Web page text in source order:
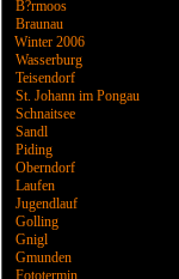
B?rmoos
Braunau
Winter 2006
Wasserburg
Teisendorf
St. Johann im Pongau
Schnaitsee
Sandl
Piding
Oberndorf
Laufen
Jugendlauf
Golling
Gnigl
Gmunden
Fototermin